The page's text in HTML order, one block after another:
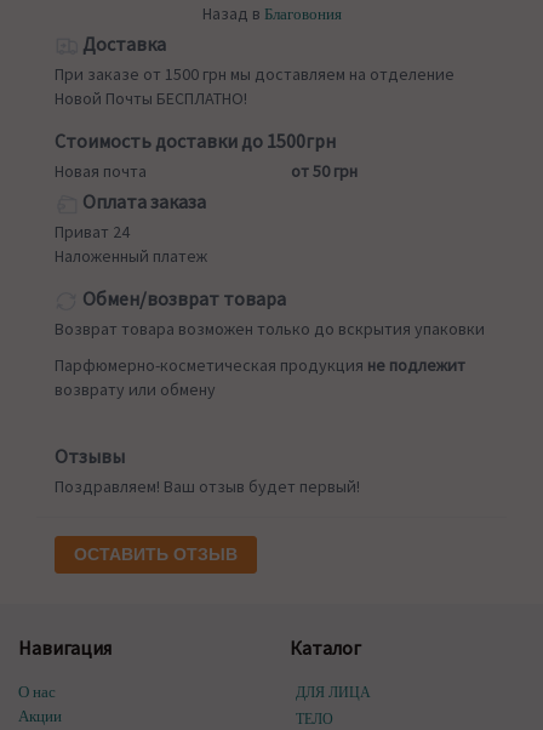
Назад в Благовония
Доставка
При заказе от 1500 грн мы доставляем на отделение
Новой Почты БЕСПЛАТНО!
Стоимость доставки до 1500грн
Новая почта от 50 грн
Оплата заказа
Приват 24
Наложенный платеж
Обмен/возврат товара
Возврат товара возможен только до вскрытия упаковки
Парфюмерно-косметическая продукция не подлежит
возврату или обмену
Отзывы
Поздравляем! Ваш отзыв будет первый!
ОСТАВИТЬ ОТЗЫВ
Навигация
О нас
Акции
Каталог
ДЛЯ ЛИЦА
ТЕЛО